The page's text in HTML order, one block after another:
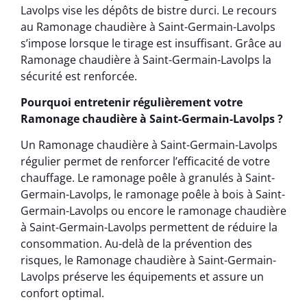
Lavolps vise les dépôts de bistre durci. Le recours
au Ramonage chaudière à Saint-Germain-Lavolps
s’impose lorsque le tirage est insuffisant. Grâce au
Ramonage chaudière à Saint-Germain-Lavolps la
sécurité est renforcée.
Pourquoi entretenir régulièrement votre
Ramonage chaudière à Saint-Germain-Lavolps ?
Un Ramonage chaudière à Saint-Germain-Lavolps
régulier permet de renforcer l’efficacité de votre
chauffage. Le ramonage poêle à granulés à Saint-
Germain-Lavolps, le ramonage poêle à bois à Saint-
Germain-Lavolps ou encore le ramonage chaudière
à Saint-Germain-Lavolps permettent de réduire la
consommation. Au-delà de la prévention des
risques, le Ramonage chaudière à Saint-Germain-
Lavolps préserve les équipements et assure un
confort optimal.